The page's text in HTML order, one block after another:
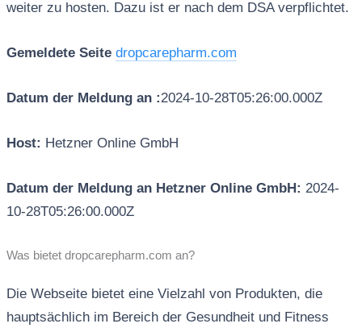
weiter zu hosten. Dazu ist er nach dem DSA verpflichtet.
Gemeldete Seite dropcarepharm.com
Datum der Meldung an :2024-10-28T05:26:00.000Z
Host: Hetzner Online GmbH
Datum der Meldung an Hetzner Online GmbH: 2024-
10-28T05:26:00.000Z
Was bietet dropcarepharm.com an?
Die Webseite bietet eine Vielzahl von Produkten, die
hauptsächlich im Bereich der Gesundheit und Fitness